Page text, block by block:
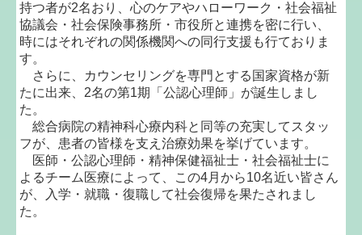
持つ者が2名おり、心のケアやハローワーク・社会福祉
協議会・社会保険事務所・市役所と連携を密に行い、
時にはそれぞれの関係機関への同行支援も行ておりま
す。
さらに、カウンセリングを専門とする国家資格が新
たに出来、2名の第1期「公認心理師」が誕生しまし
た。
総合病院の精神科心療内科と同等の充実してスタッ
フが、患者の皆様を支え治療効果を挙げています。
医師・公認心理師・精神保健福祉士・社会福祉士に
よるチーム医療によって、この4月から10名近い皆さん
が、入学・就職・復職して社会復帰を果たされまし
た。